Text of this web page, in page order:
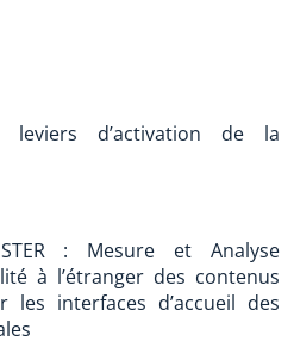
d’activation de la
: Mesure et Analyse
à l’étranger des contenus
les interfaces d’accueil des